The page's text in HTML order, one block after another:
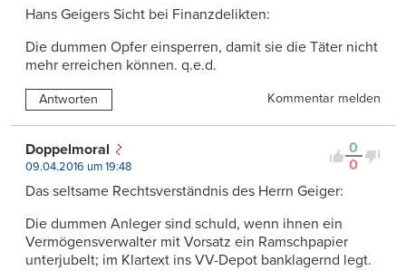
Hans Geigers Sicht bei Finanzdelikten:
Die dummen Opfer einsperren, damit sie die Täter nicht
mehr erreichen können. q.e.d.
Antworten Kommentar melden
0
0
Doppelmoral
09.04.2016 um 19:48
Das seltsame Rechtsverständnis des Herrn Geiger:
Die dummen Anleger sind schuld, wenn ihnen ein
Vermögensverwalter mit Vorsatz ein Ramschpapier
unterjubelt; im Klartext ins VV-Depot banklagernd legt.